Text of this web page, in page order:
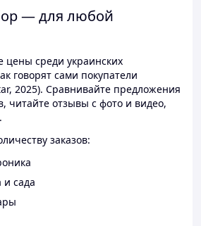
— для любой
цены среди украинских
говорят сами покупатели
2025). Сравнивайте предложения
читайте отзывы с фото и видео,
заказов:
сада